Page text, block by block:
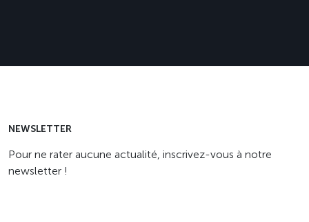
NEWSLETTER
Pour ne rater aucune actualité, inscrivez-vous à notre
newsletter !